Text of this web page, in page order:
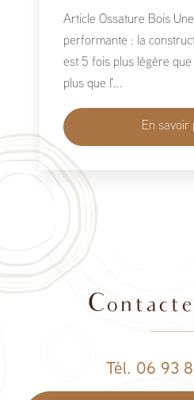
Article Ossature Bois
performante : la
est 5 fois plus légère
plus que l'...
En savoir
Tél. 06 93